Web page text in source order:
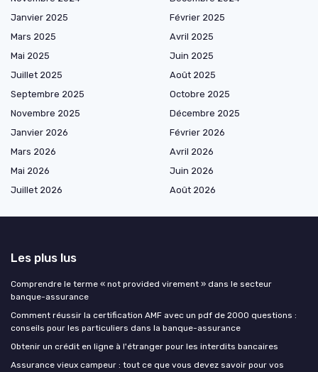
Janvier 2025
Février 2025
Mars 2025
Avril 2025
Mai 2025
Juin 2025
Juillet 2025
Août 2025
Septembre 2025
Octobre 2025
Novembre 2025
Décembre 2025
Janvier 2026
Février 2026
Mars 2026
Avril 2026
Mai 2026
Juin 2026
Juillet 2026
Août 2026
Les plus lus
Comprendre le terme « not provided virement » dans le secteur
banque-assurance
Comment réussir la certification AMF avec un pdf de 2000 questions :
conseils pour les particuliers dans la banque-assurance
Obtenir un crédit en ligne à l'étranger pour les interdits bancaires
Assurance vieux campeur : tout ce que vous devez savoir pour vos